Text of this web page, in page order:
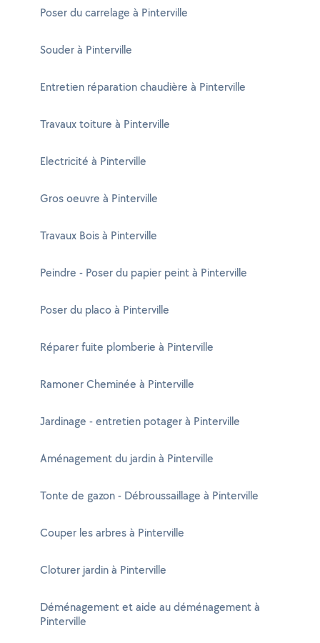
Poser du carrelage à Pinterville
Souder à Pinterville
Entretien réparation chaudière à Pinterville
Travaux toiture à Pinterville
Electricité à Pinterville
Gros oeuvre à Pinterville
Travaux Bois à Pinterville
Peindre - Poser du papier peint à Pinterville
Poser du placo à Pinterville
Réparer fuite plomberie à Pinterville
Ramoner Cheminée à Pinterville
Jardinage - entretien potager à Pinterville
Aménagement du jardin à Pinterville
Tonte de gazon - Débroussaillage à Pinterville
Couper les arbres à Pinterville
Cloturer jardin à Pinterville
Déménagement et aide au déménagement à
Pinterville